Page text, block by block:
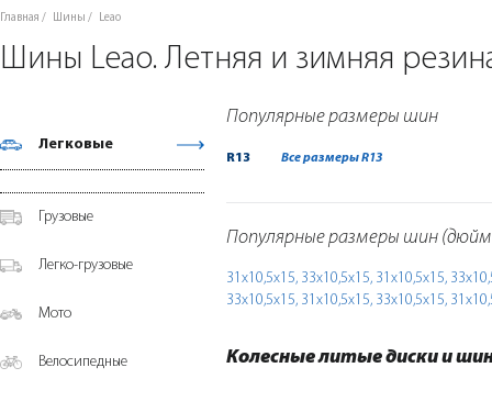
Главная Шины Leao
Шины Leao. Летняя и зимняя
Легковые
Грузовые
Легко-грузовые
Мото
Велосипедные
Популярные размеры шин
R13 Все размеры R13
Популярные размеры шин
31х10,5х15, 33х10,5х15, 31х10,5х15,
33х10,5х15, 31х10,5х15, 33х10,5х15,
Колесные литые диски и